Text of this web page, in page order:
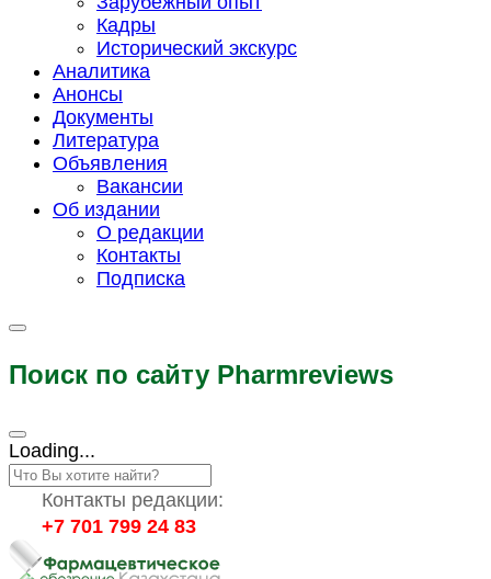
Кадры
Исторический экскурс
Аналитика
Анонсы
Документы
Литература
Объявления
Вакансии
Об издании
О редакции
Контакты
Подписка
Поиск по сайту Pharmreviews
Loading...
Контакты редакции:
+7 701 799 24 83